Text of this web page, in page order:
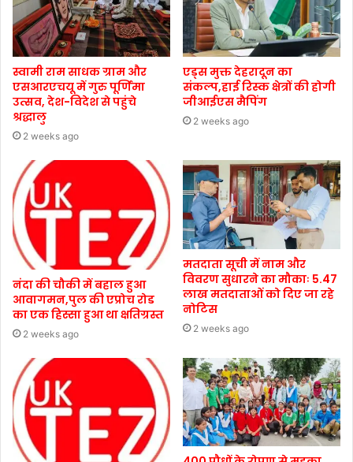
स्वामी राम साधक ग्राम और
एसआरएचयू में गुरु पूर्णिमा
उत्सव, देश-विदेश से पहुंचे
श्रद्धालु
2 weeks ago
एड्स मुक्त देहरादून का
संकल्प,हाई रिस्क क्षेत्रों की होगी
जीआईएस मैपिंग
2 weeks ago
नंदा की चौकी में बहाल हुआ
आवागमन,पुल की एप्रोच रोड
का एक हिस्सा हुआ था क्षतिग्रस्त
2 weeks ago
मतदाता सूची में नाम और
विवरण सुधारने का मौकाः 5.47
लाख मतदाताओं को दिए जा रहे
नोटिस
2 weeks ago